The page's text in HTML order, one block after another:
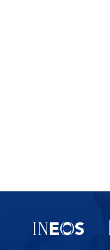
Partenaires du lausanne-Sport